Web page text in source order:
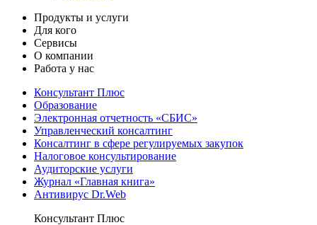
Продукты и услуги
Для кого
Сервисы
О компании
Работа у нас
Консультант Плюс
Образование
Электронная отчетность «СБИС»
Управленческий консалтинг
Консалтинг в сфере регулируемых закупок
Налоговое консультирование
Аудиторские услуги
Журнал «Главная книга»
Антивирус Dr.Web
Консультант Плюс